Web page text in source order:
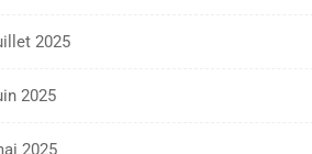
2025
2025
2025